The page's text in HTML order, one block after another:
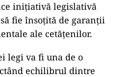
inițiativă legislativă
fie însoțită de garanții
ale cetățenilor.
legi va fi una de o
echilibrul dintre